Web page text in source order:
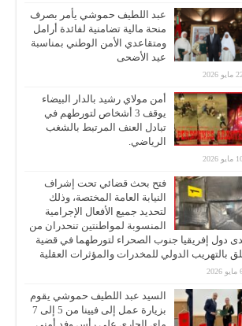
عبد اللطيف حموشي يأمر بصرف
منحة مالية تضامنية لفائدة أرامل
ومتقاعدي الأمن الوطني بمناسبة
عيد الأضحى
22 مايو 2026
أمن مولاي رشيد بالدار البيضاء
يوقف 3 أشخاص لتورطهم في
تبادل العنف المرتبط بالشغب
الرياضي.
2026
فتح بحث قضائي تحت إشراف
النيابة العامة المختصة، وذلك
لتحديد جميع الأفعال الإجرامية
المنسوبة لمواطنتين تنحدران من
دول إفريقيا جنوب الصحراء لتورطهما في قضية
بالتهريب الدولي للمخدرات والمؤثرات العقلية
السيد عبد اللطيف حموشي يقوم
بزيارة عمل إلى فيينا من 5 إلى 7